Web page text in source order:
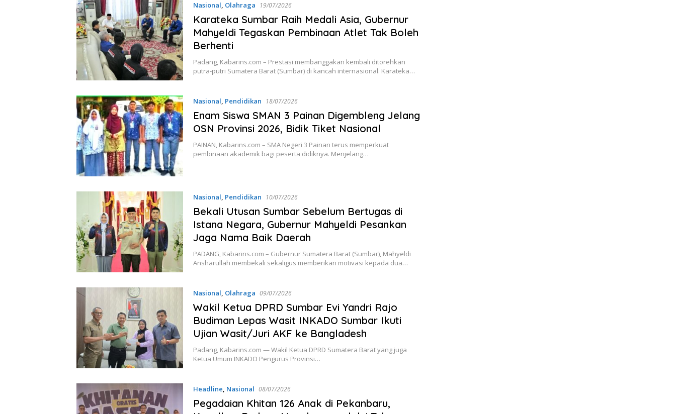
Nasional, Olahraga 19/07/2026
Karateka Sumbar Raih Medali Asia, Gubernur
Mahyeldi Tegaskan Pembinaan Atlet Tak Boleh
Berhenti
Padang, Kabarins.com – Prestasi membanggakan kembali ditorehkan
putra-putri Sumatera Barat (Sumbar) di kancah internasional. Karateka…
Nasional, Pendidikan 18/07/2026
Enam Siswa SMAN 3 Painan Digembleng Jelang
OSN Provinsi 2026, Bidik Tiket Nasional
PAINAN, Kabarins.com – SMA Negeri 3 Painan terus memperkuat
pembinaan akademik bagi peserta didiknya. Menjelang…
Nasional, Pendidikan 10/07/2026
Bekali Utusan Sumbar Sebelum Bertugas di
Istana Negara, Gubernur Mahyeldi Pesankan
Jaga Nama Baik Daerah
PADANG, Kabarins.com – Gubernur Sumatera Barat (Sumbar), Mahyeldi
Ansharullah membekali sekaligus memberikan motivasi kepada dua…
Nasional, Olahraga 09/07/2026
Wakil Ketua DPRD Sumbar Evi Yandri Rajo
Budiman Lepas Wasit INKADO Sumbar Ikuti
Ujian Wasit/Juri AKF ke Bangladesh
Padang, Kabarins.com — Wakil Ketua DPRD Sumatera Barat yang juga
Ketua Umum INKADO Pengurus Provinsi…
Headline, Nasional 08/07/2026
Pegadaian Khitan 126 Anak di Pekanbaru,